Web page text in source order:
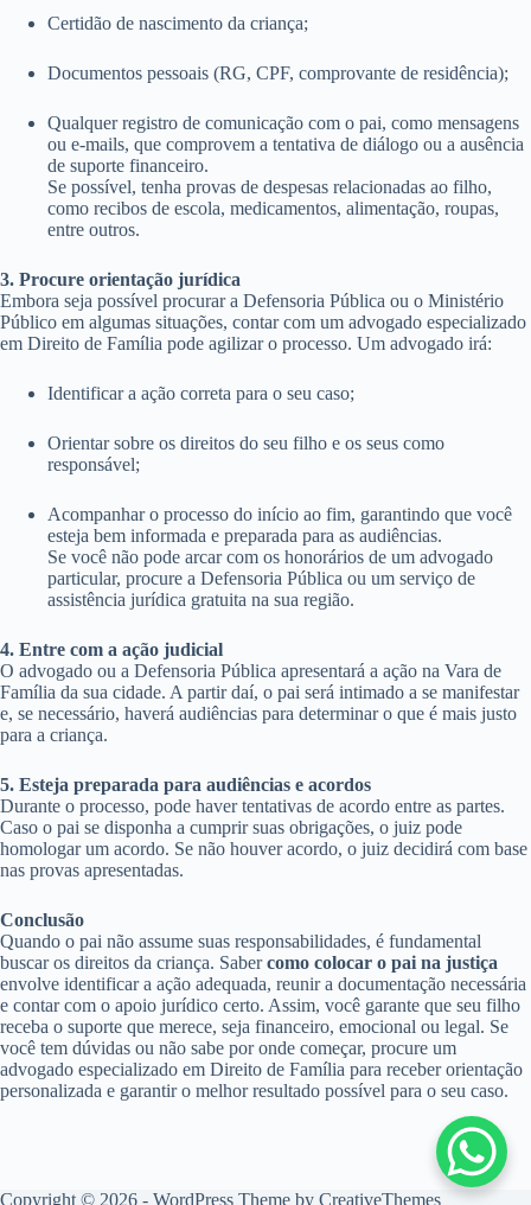
Certidão de nascimento da criança;
Documentos pessoais (RG, CPF, comprovante de residência);
Qualquer registro de comunicação com o pai, como mensagens
ou e-mails, que comprovem a tentativa de diálogo ou a ausência
de suporte financeiro.
Se possível, tenha provas de despesas relacionadas ao filho,
como recibos de escola, medicamentos, alimentação, roupas,
entre outros.
3. Procure orientação jurídica
Embora seja possível procurar a Defensoria Pública ou o Ministério
Público em algumas situações, contar com um advogado especializado
em Direito de Família pode agilizar o processo. Um advogado irá:
Identificar a ação correta para o seu caso;
Orientar sobre os direitos do seu filho e os seus como
responsável;
Acompanhar o processo do início ao fim, garantindo que você
esteja bem informada e preparada para as audiências.
Se você não pode arcar com os honorários de um advogado
particular, procure a Defensoria Pública ou um serviço de
assistência jurídica gratuita na sua região.
4. Entre com a ação judicial
O advogado ou a Defensoria Pública apresentará a ação na Vara de
Família da sua cidade. A partir daí, o pai será intimado a se manifestar
e, se necessário, haverá audiências para determinar o que é mais justo
para a criança.
5. Esteja preparada para audiências e acordos
Durante o processo, pode haver tentativas de acordo entre as partes.
Caso o pai se disponha a cumprir suas obrigações, o juiz pode
homologar um acordo. Se não houver acordo, o juiz decidirá com base
nas provas apresentadas.
Conclusão
Quando o pai não assume suas responsabilidades, é fundamental
buscar os direitos da criança. Sabercomo colocar o pai na justiça
envolve identificar a ação adequada, reunir a documentação necessária
e contar com o apoio jurídico certo. Assim, você garante que seu filho
receba o suporte que merece, seja financeiro, emocional ou legal. Se
você tem dúvidas ou não sabe por onde começar, procure um
advogado especializado em Direito de Família para receber orientação
personalizada e garantir o melhor resultado possível para o seu caso.
Copyright © 2026 - WordPress Theme by CreativeThemes